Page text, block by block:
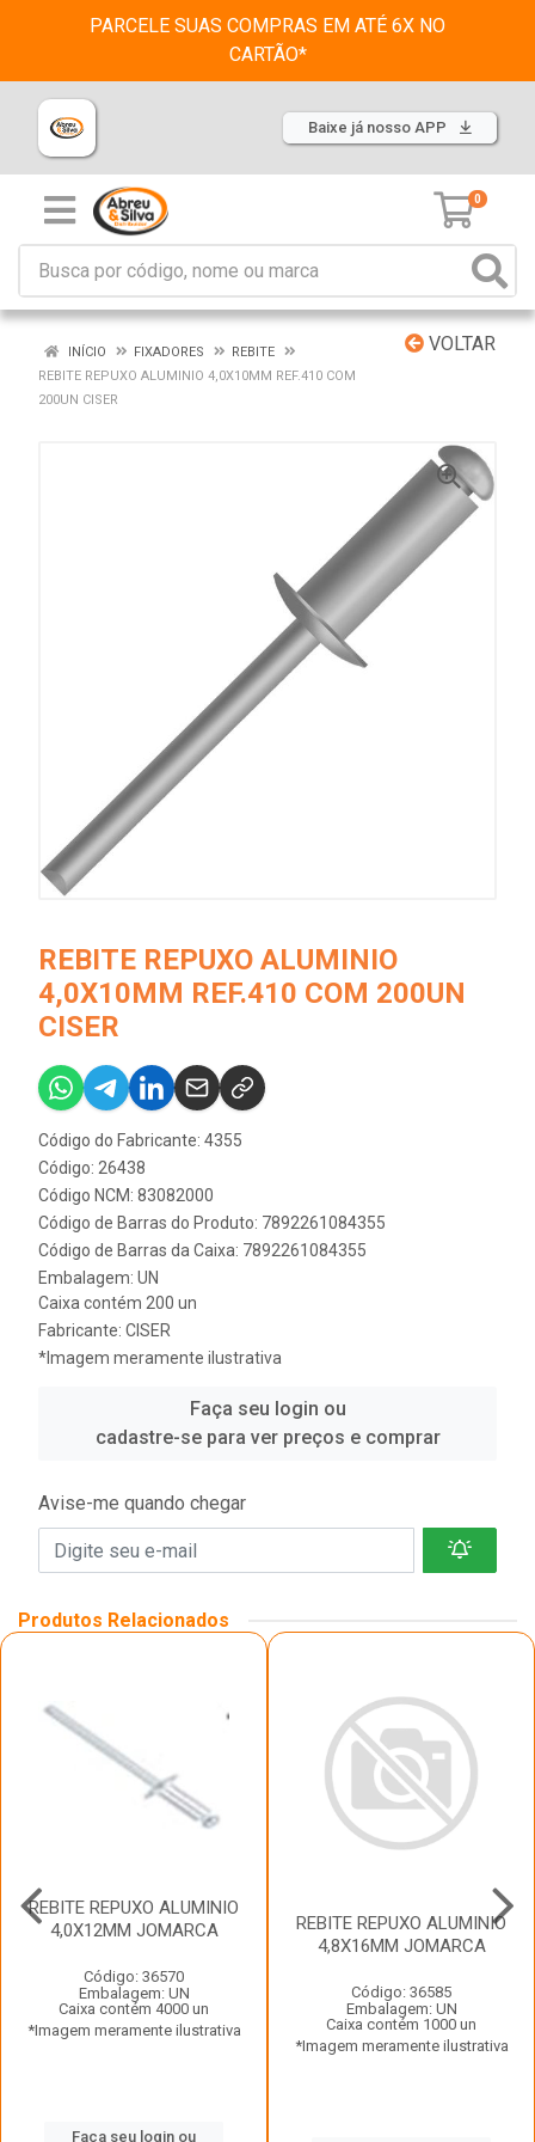
PARCELE SUAS COMPRAS EM ATÉ 6X NO
CARTÃO*
Baixe já nosso APP
0
VOLTAR
INÍCIO FIXADORES
REBITE
REBITE REPUXO ALUMINIO 4,0X10MM REF.410 COM
200UN CISER
REBITE REPUXO ALUMINIO
4,0X10MM REF.410 COM 200UN
CISER
Código do Fabricante: 4355
Código: 26438
Código NCM: 83082000
Código de Barras do Produto: 7892261084355
Código de Barras da Caixa: 7892261084355
Embalagem: UN
Caixa contém 200 un
Fabricante: CISER
*Imagem meramente ilustrativa
Faça seu login ou
cadastre-se para ver preços e comprar
Avise-me quando chegar
Produtos Relacionados
REBITE REPUXO ALUMINIO
4,0X12MM JOMARCA
Código: 36570
Embalagem: UN
Caixa contém 4000 un
*Imagem meramente ilustrativa
Faça seu login ou
REBITE REPUXO ALUMINIO
4,8X16MM JOMARCA
Código: 36585
Embalagem: UN
Caixa contém 1000 un
*Imagem meramente ilustrativa